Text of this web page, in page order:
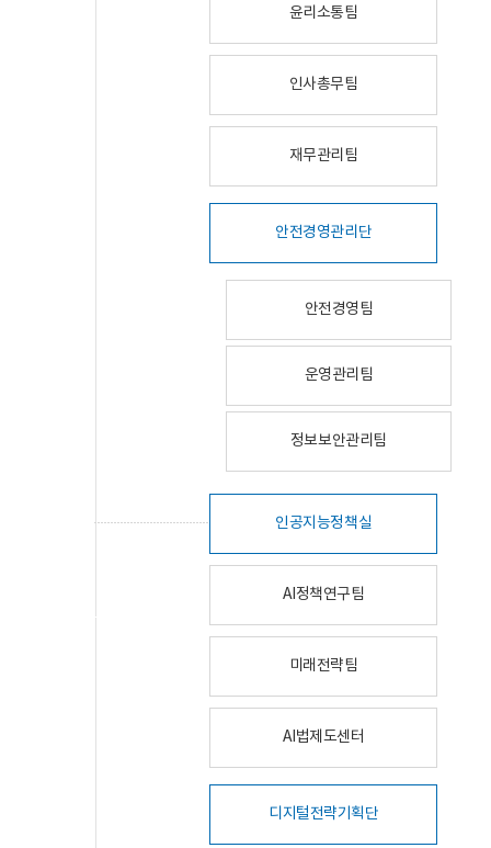
윤리소통팀
인사총무팀
재무관리팀
안전경영관리단
안전경영팀
운영관리팀
정보보안관리팀
인공지능정책실
AI정책연구팀
미래전략팀
AI법제도센터
디지털전략기획단